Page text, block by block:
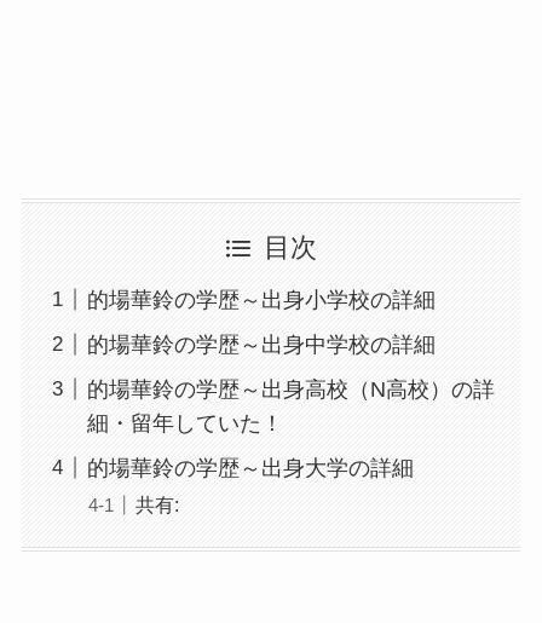
目次
的場華鈴の学歴～出身小学校の詳細
的場華鈴の学歴～出身中学校の詳細
的場華鈴の学歴～出身高校（N高校）の詳
細・留年していた！
的場華鈴の学歴～出身大学の詳細
共有: